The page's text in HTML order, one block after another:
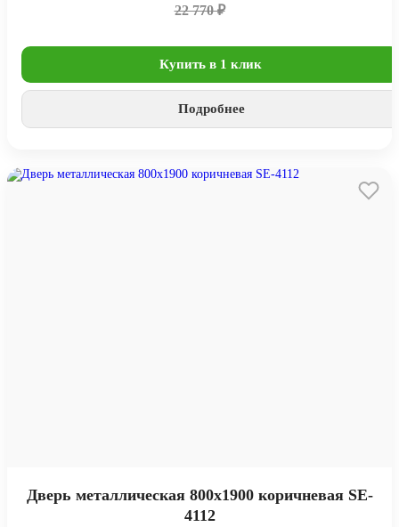
22 770 ₽
Купить в 1 клик
Подробнее
Дверь металлическая 800х1900 коричневая SE-
4112